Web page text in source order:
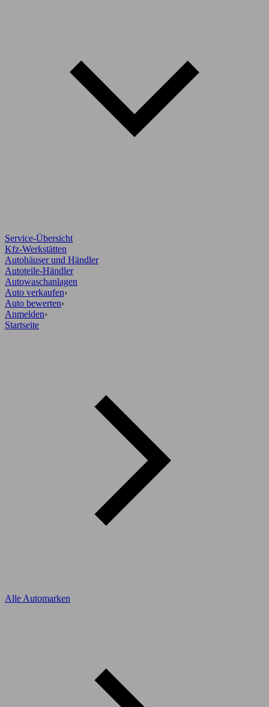
Service-Übersicht
Kfz-Werkstätten
Autohäuser und Händler
Autoteile-Händler
Autowaschanlagen
Auto verkaufen›
Auto bewerten›
Anmelden›
Startseite
Alle Automarken